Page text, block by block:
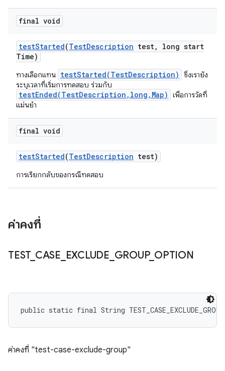
final void
testStarted(TestDescription test,
long start
Time)
ทางเลือกแทน testStarted(TestDescription)
ซึ่งเรายัง
ระบุเวลาที่เริ่มการทดสอบ ร่วมกับ
testEnded(TestDescription,long,Map)
เพื่อการวัดที่
แม่นยำ
final void
testStarted(TestDescription test)
การเรียกกลับของกรณีทดสอบ
ค่าคงที่
TEST_ CASE EXCLUDE GROUP_ OPTION
public static final String
ค่าคงที่ "test-case-exclude-group"